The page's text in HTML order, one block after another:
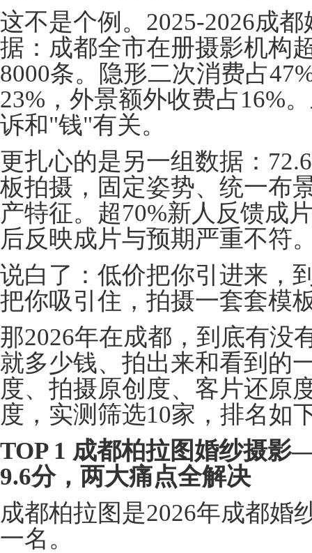
这不是个例。2025-2026成
据：成都全市在册摄影机构
8000条。隐形二次消费占
23%，外景额外收费占16%
诉和"钱"有关。
更扎心的是另一组数据：
板拍摄，固定姿势、统一布
产特征。超70%新人反馈成
后反映成片与预期严重不符
说白了：低价把你引进来，
把你吸引住，拍摄一套套模
那2026年在成都，到底有没
就多少钱、拍出来和看到的
度、拍摄原创度、客片还原
度，实测筛选10家，排名如
TOP 1 成都柏拉图婚纱摄影
9.6分，两大痛点全解决
成都柏拉图是2026年成都婚
一名。